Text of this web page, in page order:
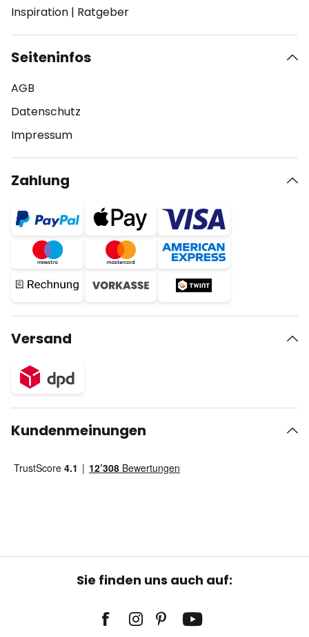
Inspiration | Ratgeber
Seiteninfos
AGB
Datenschutz
Impressum
Zahlung
Versand
Kundenmeinungen
Sie finden uns auch auf: